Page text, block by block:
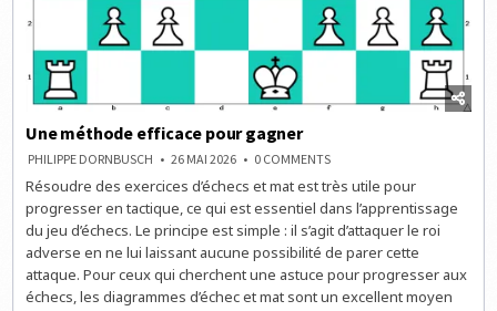
Une méthode efficace pour gagner
PHILIPPE DORNBUSCH 26 MAI 2026 0 COMMENTSON
MÉTHODE
POUR
GAGNER
Résoudre des exercices d’échecs et mat est très utile pour
progresser en tactique, ce qui est essentiel dans l’apprentissage
du jeu d’échecs. Le principe est simple : il s’agit d’attaquer le roi
adverse en ne lui laissant aucune possibilité de parer cette
attaque. Pour ceux qui cherchent une astuce pour progresser aux
échecs, les diagrammes d’échec et mat sont un excellent moyen